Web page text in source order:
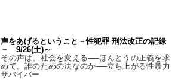
声をあげるということ－性犯罪 刑法改正の記録
－ 9/26(土)～
その声は、社会を変える──ほんとうの正義を求
めて。誰のための法なのか──立ち上がる性暴力
サバイバー